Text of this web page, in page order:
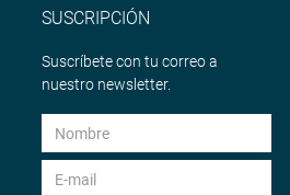
SUSCRIPCIÓN
Suscríbete con tu correo a
nuestro newsletter.